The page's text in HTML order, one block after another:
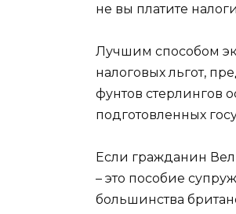
не вы платите
Лучшим способом
налоговых льгот,
фунтов стерлингов
подготовленных
Если гражданин
– это пособие
большинства